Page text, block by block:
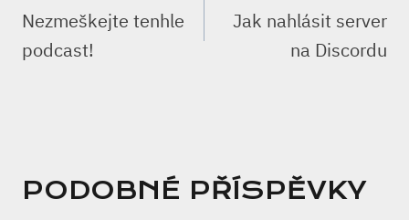
PRO
PŘÍSPĚVEK
Nezmeškejte tenhle
podcast!
Jak nahlásit server
na Discordu
PODOBNÉ PŘÍSPĚVKY